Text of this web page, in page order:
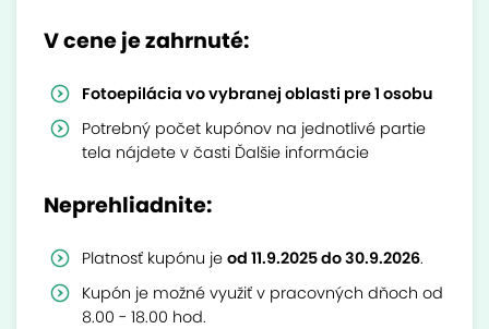
V cene je zahrnuté:
Fotoepilácia vo vybranej oblasti pre 1 osobu
Potrebný počet kupónov na jednotlivé partie
tela nájdete v časti Ďalšie informácie
Neprehliadnite:
Platnosť kupónu je od 11.9.2025 do 30.9.2026.
Kupón je možné využiť v pracovných dňoch od
8.00 - 18.00 hod.